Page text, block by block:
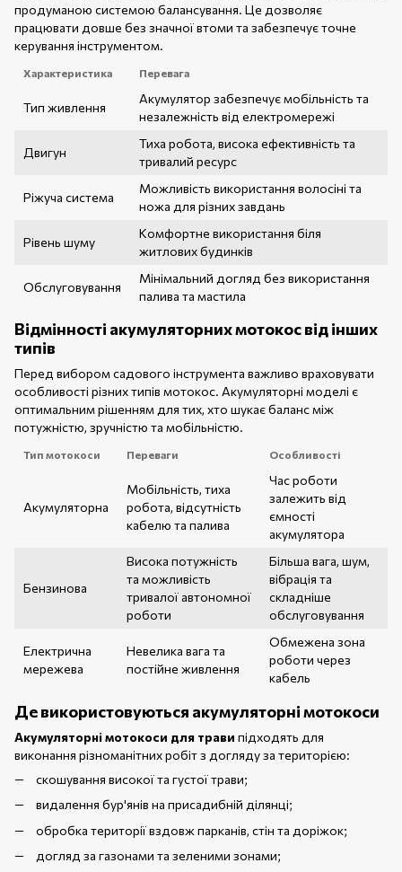
продуманою системою балансування. Це дозволяє
працювати довше без значної втоми та забезпечує точне
керування інструментом.
Характеристика Перевага
Тип живлення
Акумулятор забезпечує мобільність та
незалежність від електромережі
Двигун
Тиха робота, висока ефективність та
тривалий ресурс
Ріжуча система
Можливість використання волосіні та
ножа для різних завдань
Рівень шуму
Комфортне використання біля
житлових будинків
Обслуговування
Мінімальний догляд без використання
палива та мастила
Відмінності акумуляторних мотокос від інших
типів
Перед вибором садового інструмента важливо враховувати
особливості різних типів мотокос. Акумуляторні моделі є
оптимальним рішенням для тих, хто шукає баланс між
потужністю, зручністю та мобільністю.
Тип мотокоси Переваги Особливості
Акумуляторна
Мобільність, тиха
робота, відсутність
кабелю та палива
Час роботи
залежить від
ємності
акумулятора
Бензинова
Висока потужність
та можливість
тривалої автономної
роботи
Більша вага, шум,
вібрація та
складніше
обслуговування
Електрична
мережева
Невелика вага та
постійне живлення
Обмежена зона
роботи через
кабель
Де використовуються акумуляторні мотокоси
Акумуляторні мотокоси для трави підходять для
виконання різноманітних робіт з догляду за територією:
скошування високої та густої трави;
видалення бур'янів на присадибній ділянці;
обробка території вздовж парканів, стін та доріжок;
догляд за газонами та зеленими зонами;